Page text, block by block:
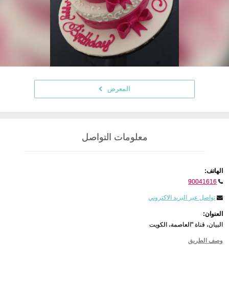
المعرض
معلومات التواصل
الهاتف:
90041616
تواصل عبر البريد الاكتروني
العنوان:
البيان، قناة "العاصمة، الكويت
وصف الطريق